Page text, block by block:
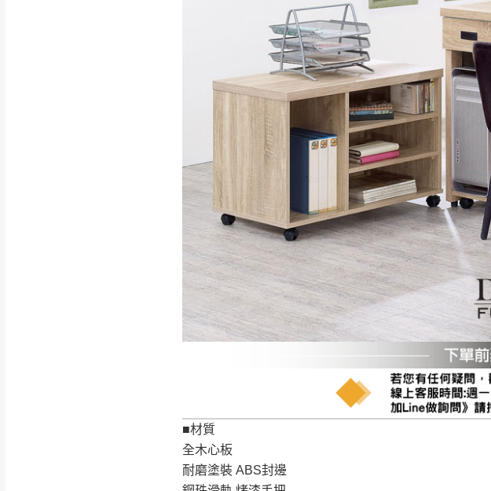
■材質
全木心板
耐磨塗裝 ABS封邊
其它注意事項
本司貨車運送如因路況不佳、天候惡劣、過於偏
本公司除了盡最大努力完成配送外，視狀況保有出
保護物流人員的工作安全，賣家無提供吊掛服務
因大型傢俱有組裝、配送的問題，並非一般快速
讓您不用整天在家等貨，以免浪費你的寶貴時間。
如遇自然災害、政府宣布之災害警報等不可抗力
務。
百貨公司配送暫無法配合開店前、閉店後時段，
期間，恕暫停百貨公司相關運送 》
無回收家具服務，若需回收家俱可聯絡當地請清
如欲放置營業場所及公開場合之商品則
訂單成立時請儘速於三日內完成付款， 交易恕
請密切注意。
▪️三
日內若未接獲您的匯款或轉帳通知，商品將
無回收家具服務，若需回收家具可聯絡當地請